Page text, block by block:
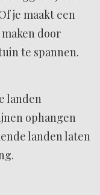
je maakt een
door
te spannen.
landen
ophangen
landen laten